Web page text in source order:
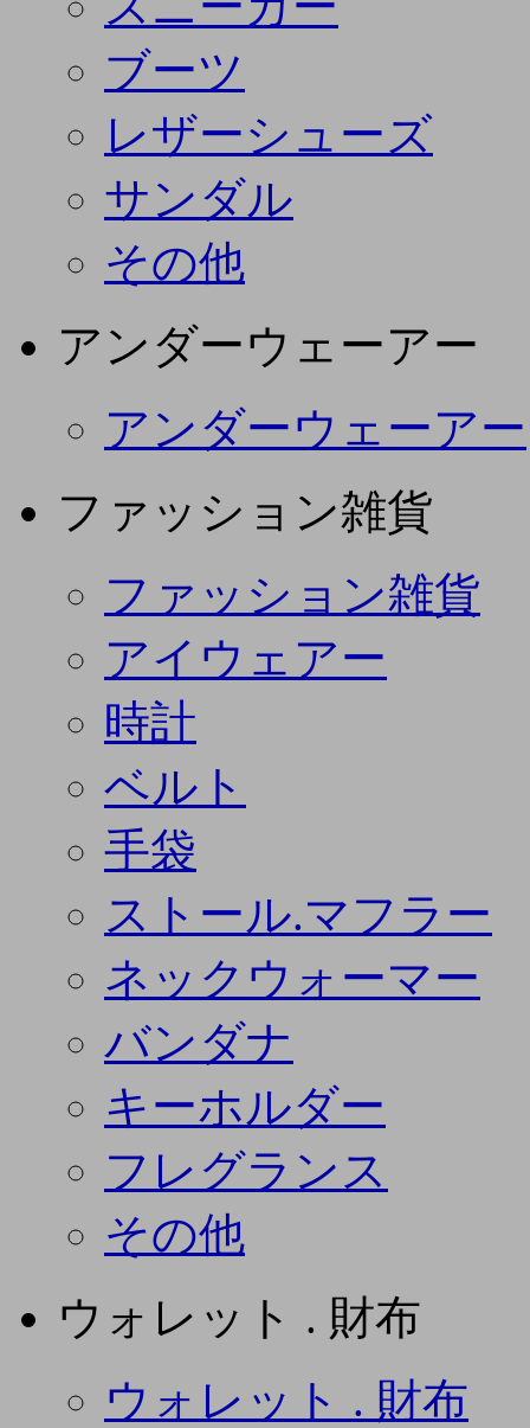
ブーツ
レザーシューズ
サンダル
その他
アンダーウェーアー
アンダーウェーアー
ファッション雑貨
ファッション雑貨
アイウェアー
時計
ベルト
手袋
ストール.マフラー
ネックウォーマー
バンダナ
キーホルダー
フレグランス
その他
ウォレット . 財布
ウォレット . 財布